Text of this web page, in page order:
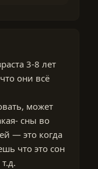
3-8 лет
они всё
может
сны во
— это когда
что это сон